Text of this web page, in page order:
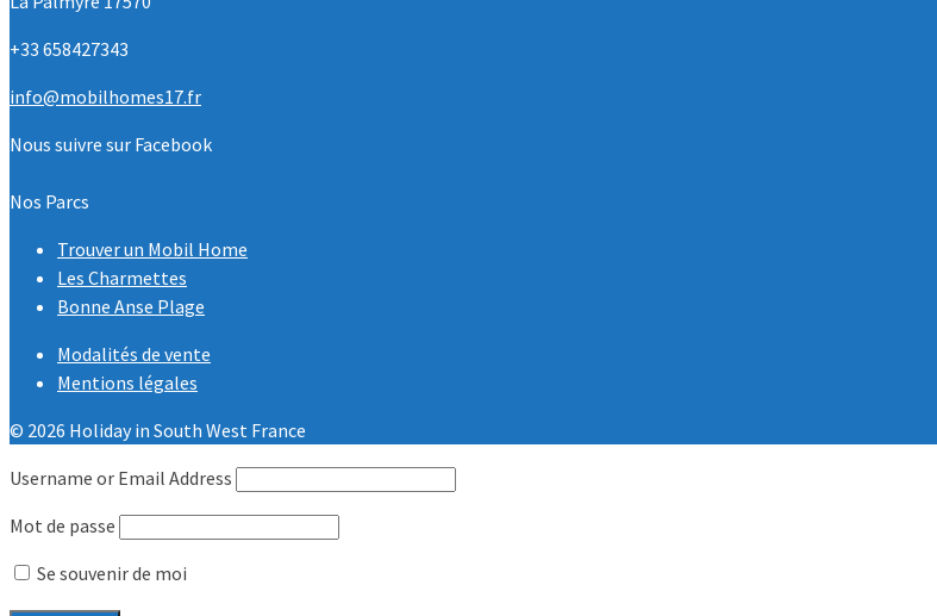
+33 658427343
info@mobilhomes17.fr
Nous suivre sur Facebook
Nos Parcs
Trouver un Mobil Home
Les Charmettes
Bonne Anse Plage
Modalités de vente
Mentions légales
© 2026 Holiday in South West France
Username or Email Address
Mot de passe
Se souvenir de moi